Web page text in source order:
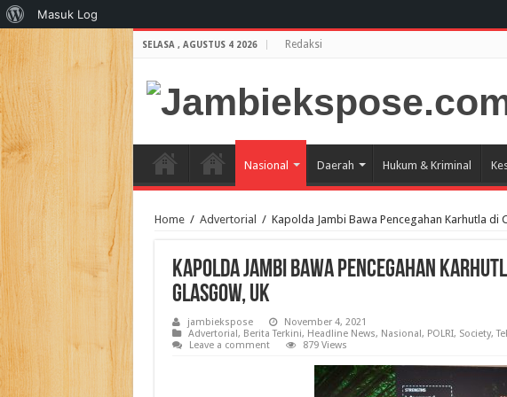
SELASA , AGUSTUS 4 2026 Redaksi
Nasional Daerah Hukum & Kriminal
Home / Advertorial / Kapolda Jambi Bawa Pencegahan Karhutla di
Kapolda Jambi Bawa Pencegahan Karhutla
Glasgow, UK
jambiekspose
November 4, 2021
Advertorial , Berita Terkini, Headline News, Nasional , POLRI, Society,
Leave a comment
879 Views
Tentang
WordPress
Masuk Log